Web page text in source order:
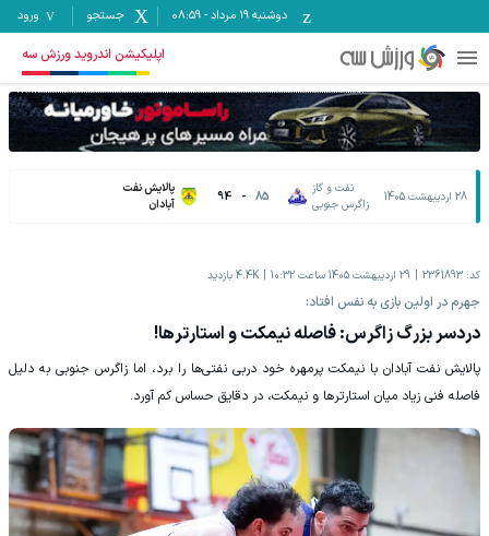
دوشنبه ۱۹ مرداد -
08:59 جستجو ورود
اپلیکیشن اندروید ورزش سه
28 اردیبهشت 1405
نفت و گاز
زاگرس جنوبی
85
-
94
پالایش نفت
آبادان
کد: 2361893 29 اردیبهشت 1405 ساعت 10:32 4.4K بازدید
جهرم در اولین بازی به نفس افتاد:
دردسر بزرگ زاگرس: فاصله نیمکت و استارترها!
پالایش نفت آبادان با نیمکت پرمهره خود دربی نفتی‌ها را برد، اما زاگرس جنوبی به دلیل
فاصله فنی زیاد میان استارترها و نیمکت، در دقایق حساس کم‌ آورد.